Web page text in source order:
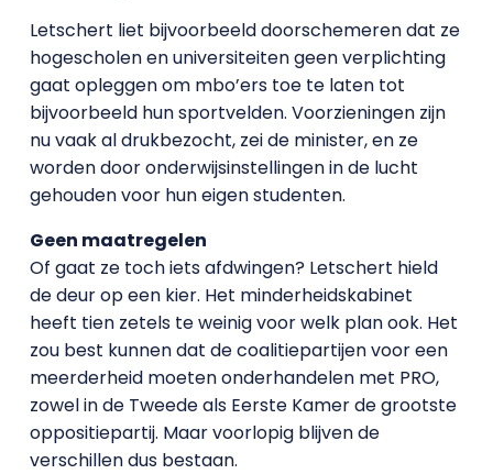
Letschert liet bijvoorbeeld doorschemeren dat ze
hogescholen en universiteiten geen verplichting
gaat opleggen om mbo’ers toe te laten tot
bijvoorbeeld hun sportvelden. Voorzieningen zijn
nu vaak al drukbezocht, zei de minister, en ze
worden door onderwijsinstellingen in de lucht
gehouden voor hun eigen studenten.
Geen maatregelen
Of gaat ze toch iets afdwingen? Letschert hield
de deur op een kier. Het minderheidskabinet
heeft tien zetels te weinig voor welk plan ook. Het
zou best kunnen dat de coalitiepartijen voor een
meerderheid moeten onderhandelen met PRO,
zowel in de Tweede als Eerste Kamer de grootste
oppositiepartij. Maar voorlopig blijven de
verschillen dus bestaan.